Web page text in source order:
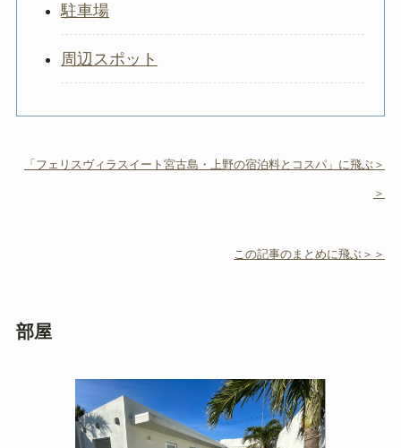
駐車場
周辺スポット
「フェリスヴィラスイート宮古島・上野の宿泊料とコスパ」に飛ぶ＞
＞
この記事のまとめに飛ぶ＞＞
部屋